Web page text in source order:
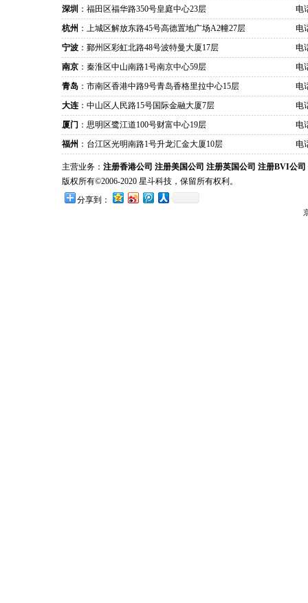
深圳 ：福田区福华路350号皇庭中心23层
电
杭州 ：上城区解放东路45号高德置地广场A2幢27层
电
宁波 ：鄞州区彩虹北路48号波特曼大厦17层
电
南京 ：秦淮区中山南路1号南京中心59层
电
青岛 ：市南区香港中路9号青岛香格里拉中心15层
电
大连 ：中山区人民路15号国际金融大厦7层
电
厦门 ：思明区鹭江道100号财富中心19层
电
福州 ：台江区光明南路1号升龙汇金大厦10层 电
主营业务： 注册香港公司 注册美国公司 注册英国公司 注册BVI公司
版权所有©2006-2020 星斗科技，保留所有权利。
分享到：